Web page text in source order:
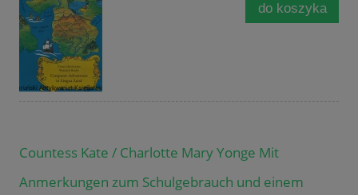
do koszyka
Countess Kate / Charlotte Mary Yonge Mit
Anmerkungen zum Schulgebrauch und einem